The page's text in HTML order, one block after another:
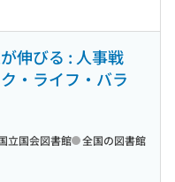
伸びる : 人事戦
・ライフ・バラ
立国会図書館 全国の図書館